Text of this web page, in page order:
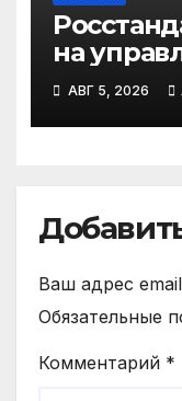
на
ожидают
АВГ 5, 2026
Ваш адрес
Обязательные
Комментарий *